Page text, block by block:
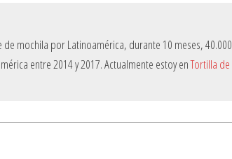
mochila por Latinoamérica, durante 10 meses, 40.000
entre 2014 y 2017. Actualmente estoy enTortilla de